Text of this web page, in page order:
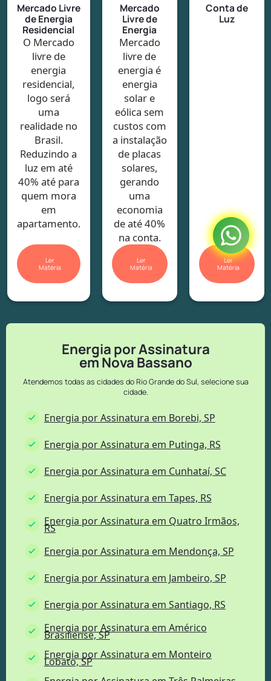
Mercado Livre
de Energia
Residencial
O Mercado
livre de
energia
residencial,
logo será
uma
realidade no
Brasil.
Reduzindo a
luz em até
40% até para
quem mora
em
apartamento.
Ler
Matéria
Mercado
Livre de
Energia
Mercado
livre de
energia é
energia
solar e
eólica sem
custos com
a instalação
de placas
solares,
gerando
uma
economia
de até 40%
na conta.
Ler
Matéria
Conta de
Luz
Ler
Matéria
Energia por Assinatura
em Nova Bassano
Atendemos todas as cidades do Rio Grande do Sul, selecione sua
cidade.
Energia por Assinatura em Borebi, SP
Energia por Assinatura em Putinga, RS
Energia por Assinatura em Cunhataí, SC
Energia por Assinatura em Tapes, RS
Energia por Assinatura em Quatro Irmãos,
RS
Energia por Assinatura em Mendonça, SP
Energia por Assinatura em Jambeiro, SP
Energia por Assinatura em Santiago, RS
Energia por Assinatura em Américo
Brasiliense, SP
Energia por Assinatura em Monteiro
Lobato, SP